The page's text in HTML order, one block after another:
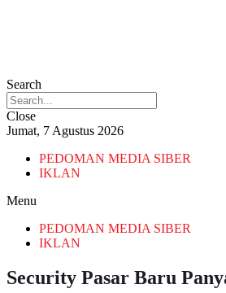
Search
Close
Jumat, 7 Agustus 2026
PEDOMAN MEDIA SIBER
IKLAN
Menu
PEDOMAN MEDIA SIBER
IKLAN
Security Pasar Baru